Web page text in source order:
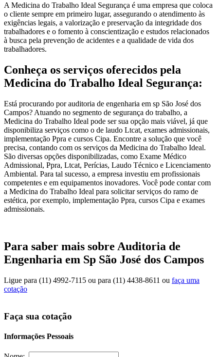
A Medicina do Trabalho Ideal Segurança é uma empresa que coloca
o cliente sempre em primeiro lugar, assegurando o atendimento às
exigências legais, a valorização e preservação da integridade dos
trabalhadores e o fomento à conscientização e estudos relacionados
à busca pela prevenção de acidentes e a qualidade de vida dos
trabalhadores.
Conheça os serviços oferecidos pela
Medicina do Trabalho Ideal Segurança:
Está procurando por auditoria de engenharia em sp São José dos
Campos? Atuando no segmento de segurança do trabalho, a
Medicina do Trabalho Ideal pode ser sua opção mais viável, já que
disponibiliza serviços como o de laudo Ltcat, exames admissionais,
implementação Ppra e cursos Cipa. Encontre a solução que você
precisa, contando com os serviços da Medicina do Trabalho Ideal.
São diversas opções disponibilizadas, como Exame Médico
Admissional, Ppra, Ltcat, Perícias, Laudo Técnico e Licenciamento
Ambiental. Para tal sucesso, a empresa investiu em profissionais
competentes e em equipamentos inovadores. Você pode contar com
a Medicina do Trabalho Ideal para solicitar serviços do ramo de
estética, por exemplo, implementação Ppra, cursos Cipa e exames
admissionais.
Para saber mais sobre Auditoria de
Engenharia em Sp São José dos Campos
Ligue para (11) 4992-7115 ou para (11) 4438-8611 ou faça uma
cotação
Faça sua cotação
Informações Pessoais